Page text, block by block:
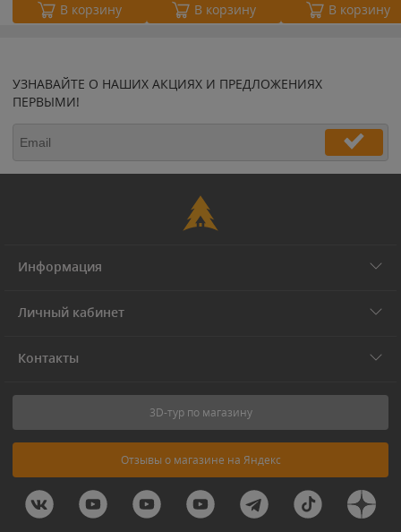
В корзину В корзину В корзину
УЗНАВАЙТЕ О НАШИХ АКЦИЯХ И ПРЕДЛОЖЕНИЯХ
ПЕРВЫМИ!
Информация
Личный кабинет
Контакты
3D-тур по магазину
Отзывы о магазине на Яндекс